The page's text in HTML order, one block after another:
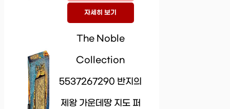
자세히 보기
The Noble
Collection
5537267290 반지의
제왕 가운데땅 지도 퍼